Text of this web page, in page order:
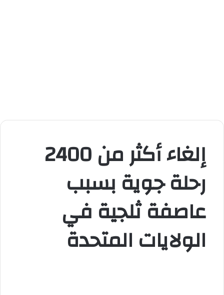
إلغاء أكثر من 2400
رحلة جوية بسبب
عاصفة ثلجية في
الولايات المتحدة